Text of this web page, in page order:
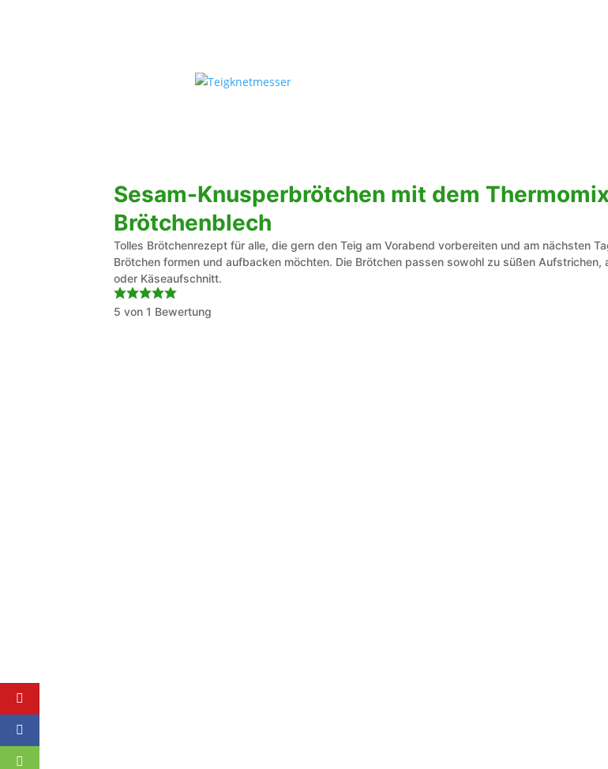
Sesam-Knusperbrötchen mit dem
Brötchenblech
Tolles Brötchenrezept für alle, die gern den Teig am Vorabend vorbereiten und am nächsten
Brötchen formen und aufbacken möchten. Die Brötchen passen sowohl zu süßen Aufstrichen,
oder Käseaufschnitt.
5 von 1 Bewertung